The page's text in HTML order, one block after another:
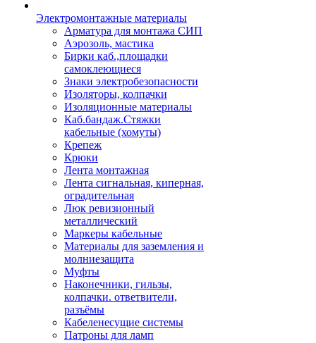
Электромонтажные материалы
Арматура для монтажа СИП
Аэрозоль, мастика
Бирки каб.,площадки
самоклеющиеся
Знаки электробезопасности
Изоляторы, колпачки
Изоляционные материалы
Каб.бандаж.Стяжки
кабельные (хомуты)
Крепеж
Крюки
Лента монтажная
Лента сигнальная, киперная,
оградительная
Люк ревизионный
металлический
Маркеры кабельные
Материалы для заземления и
молниезащита
Муфты
Наконечники, гильзы,
колпачки. ответвители,
разъёмы
Кабеленесущие системы
Патроны для ламп